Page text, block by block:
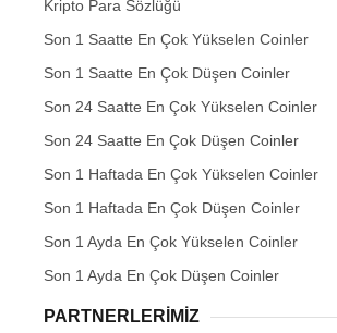
Kripto Para Sözlüğü
Son 1 Saatte En Çok Yükselen Coinler
Son 1 Saatte En Çok Düşen Coinler
Son 24 Saatte En Çok Yükselen Coinler
Son 24 Saatte En Çok Düşen Coinler
Son 1 Haftada En Çok Yükselen Coinler
Son 1 Haftada En Çok Düşen Coinler
Son 1 Ayda En Çok Yükselen Coinler
Son 1 Ayda En Çok Düşen Coinler
PARTNERLERIMIZ